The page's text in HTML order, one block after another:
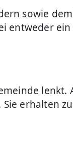
sowie
entweder
lenkt.
erhalten